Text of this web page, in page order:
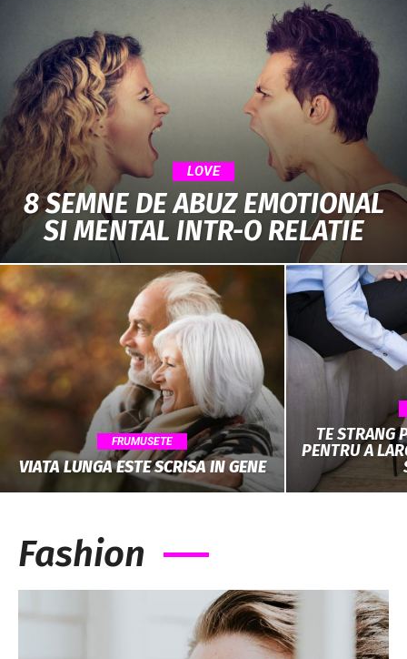
LOVE
8 SEMNE DE ABUZ EMOTIONAL
SI MENTAL INTR-O RELATIE
FRUMUSETE
VIATA LUNGA ESTE SCRISA IN GENE
TE STRANG
PENTRU A
Fashion